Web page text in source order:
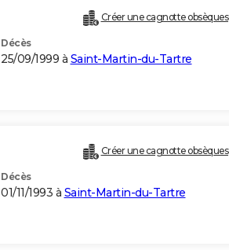
Créer une cagnotte obsèques
Décès
25/09/1999 à Saint-Martin-du-Tartre
Créer une cagnotte obsèques
Décès
01/11/1993 à Saint-Martin-du-Tartre